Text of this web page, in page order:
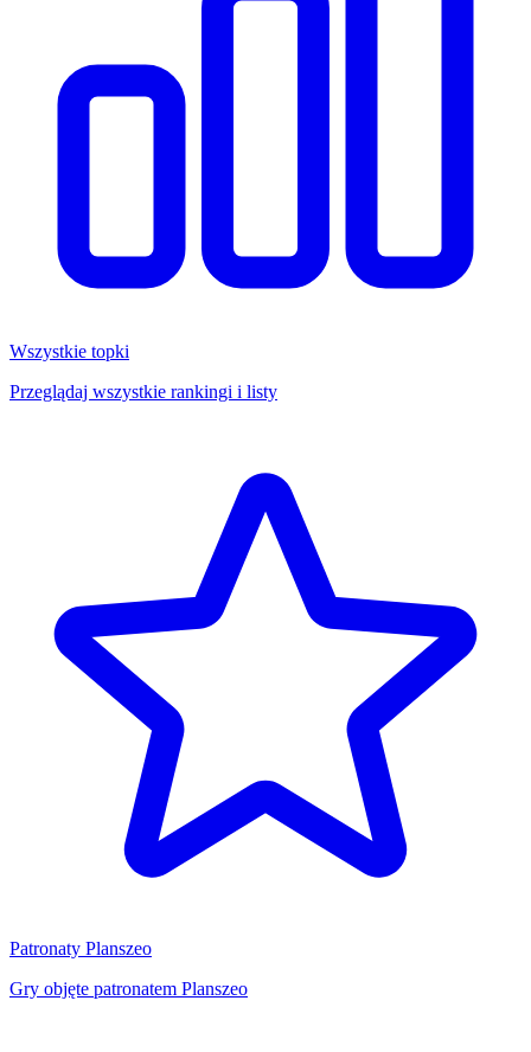
Wszystkie topki
Przeglądaj wszystkie rankingi i listy
Patronaty Planszeo
Gry objęte patronatem Planszeo